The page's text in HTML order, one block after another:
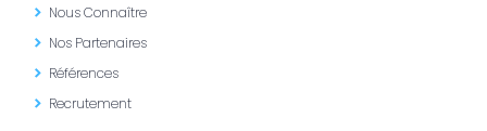
Nous Connaître
Nos Partenaires
Références
Recrutement